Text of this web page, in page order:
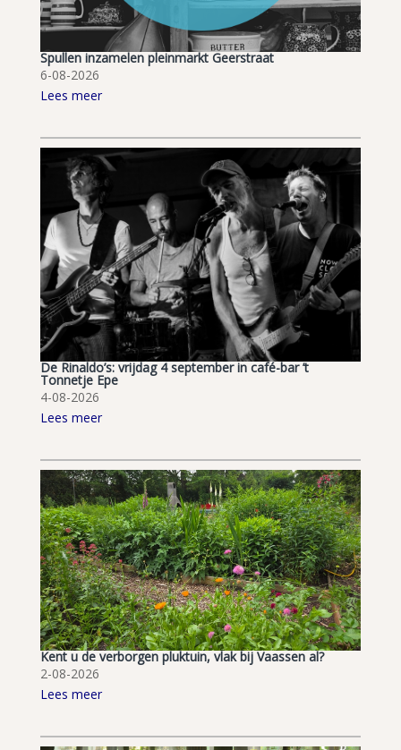
Spullen inzamelen pleinmarkt Geerstraat
6-08-2026
Lees meer
De Rinaldo’s: vrijdag 4 september in café-bar ’t
Tonnetje Epe
4-08-2026
Lees meer
Kent u de verborgen pluktuin, vlak bij Vaassen al?
2-08-2026
Lees meer